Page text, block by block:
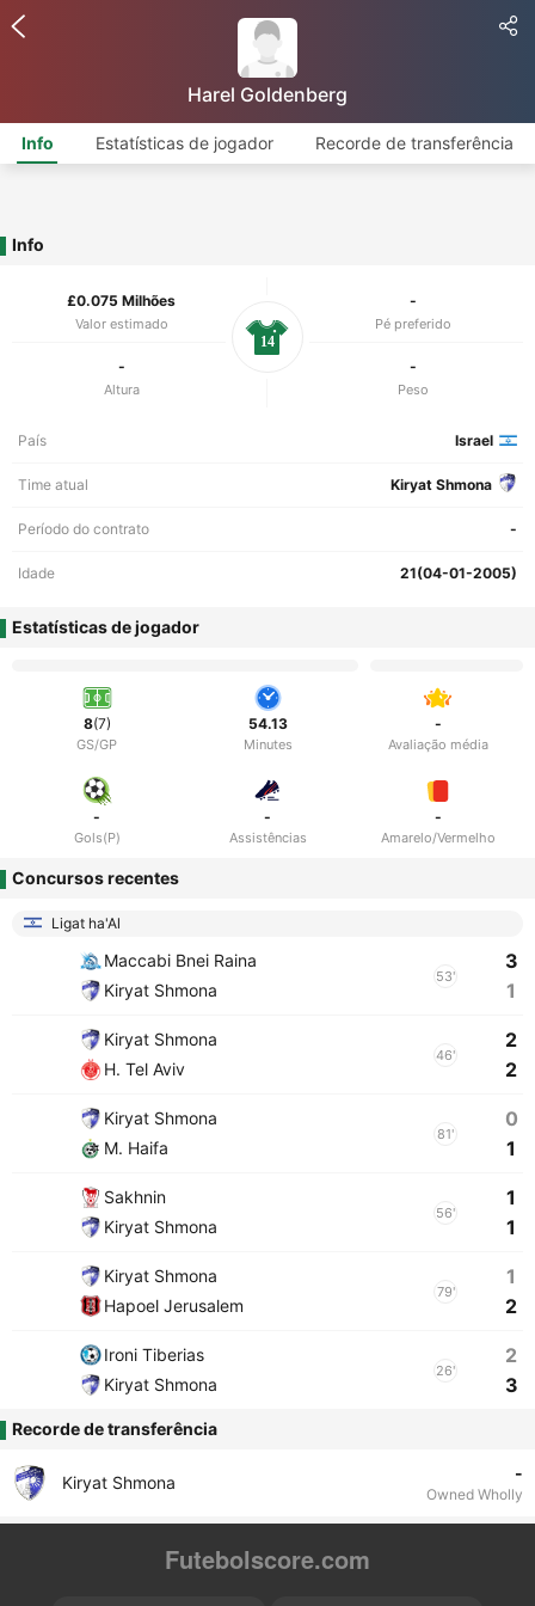
Harel Goldenberg
Info Estatísticas de jogador Recorde de transferência
Info
£0.075 Milhões
Valor estimado
-
Pé preferido
-
Altura
-
Peso
14
País Israel
Time atual Kiryat Shmona
Período do contrato -
Idade 21(04-01-2005)
Estatísticas de jogador
8(7)
GS/GP
54.13
Minutes
-
Avaliação média
-
Gols(P)
-
Assistências
-
Amarelo/Vermelho
Concursos recentes
Ligat ha'Al
Maccabi Bnei Raina
Kiryat Shmona
53'
3
1
Kiryat Shmona
H. Tel Aviv
46'
2
2
Kiryat Shmona
M. Haifa
81'
0
1
Sakhnin
Kiryat Shmona
56'
1
1
Kiryat Shmona
Hapoel Jerusalem
79'
1
2
Ironi Tiberias
Kiryat Shmona
26'
2
3
Recorde de transferência
Kiryat Shmona -
Owned Wholly
Futebolscore.com